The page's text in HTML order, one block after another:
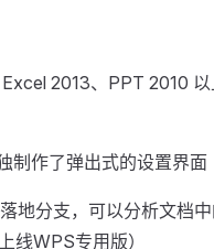
2013、PPT 2010
制作了弹出式的设置界面
地分支，可以分析文档中
线WPS专用版）